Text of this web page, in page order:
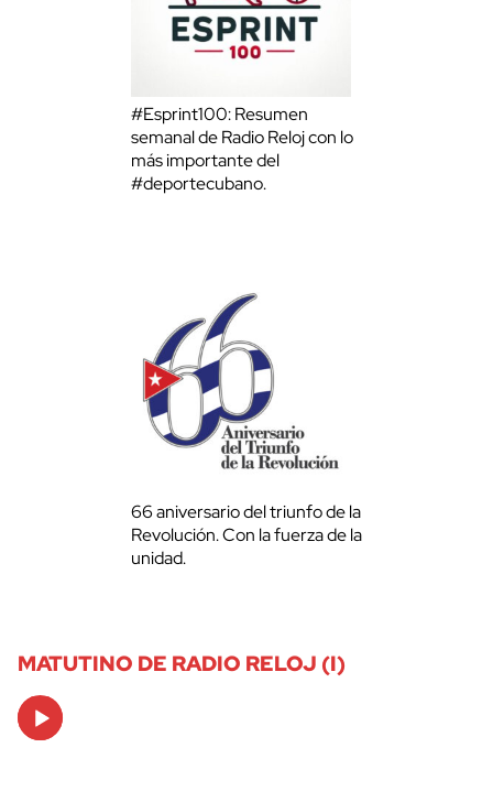
#Esprint100: Resumen
semanal de Radio Reloj con lo
más importante del
#deportecubano.
66 aniversario del triunfo de la
Revolución. Con la fuerza de la
unidad.
MATUTINO DE RADIO RELOJ (I)
Audio
Player